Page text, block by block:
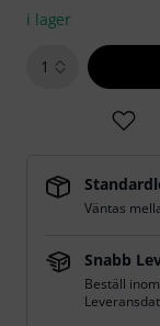
i lager
1
Väntas
Snabb
Beställ inom